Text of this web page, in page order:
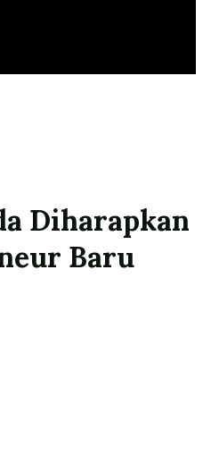
Diharapkan
Baru